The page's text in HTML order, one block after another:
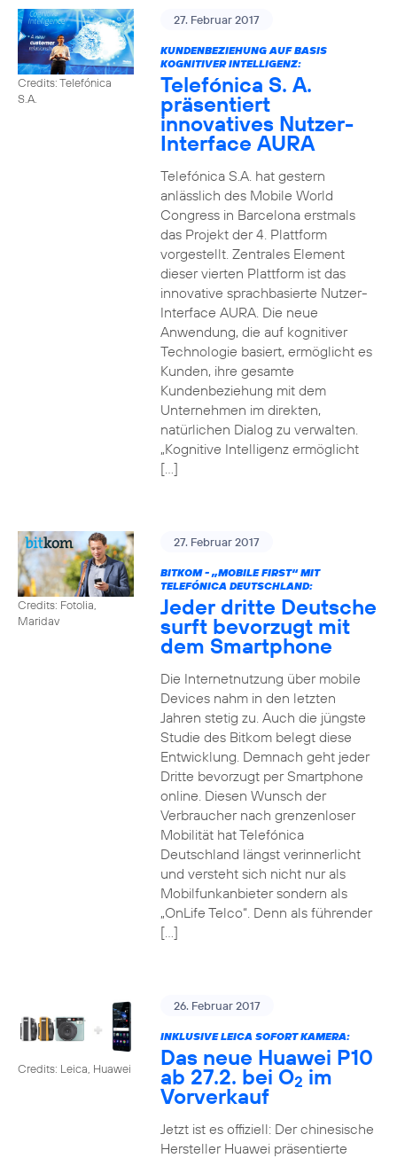
Credits: Telefónica
S.A.
27. Februar 2017
KUNDENBEZIEHUNG AUF BASIS
KOGNITIVER INTELLIGENZ:
Telefónica S. A.
präsentiert
innovatives Nutzer-
Interface AURA
Telefónica S.A. hat gestern
anlässlich des Mobile World
Congress in Barcelona erstmals
das Projekt der 4. Plattform
vorgestellt. Zentrales Element
dieser vierten Plattform ist das
innovative sprachbasierte Nutzer-
Interface AURA. Die neue
Anwendung, die auf kognitiver
Technologie basiert, ermöglicht es
Kunden, ihre gesamte
Kundenbeziehung mit dem
Unternehmen im direkten,
natürlichen Dialog zu verwalten.
„Kognitive Intelligenz ermöglicht
[…]
Credits: Fotolia,
Maridav
27. Februar 2017
BITKOM - „MOBILE FIRST“ MIT
TELEFÓNICA DEUTSCHLAND:
Jeder dritte Deutsche
surft bevorzugt mit
dem Smartphone
Die Internetnutzung über mobile
Devices nahm in den letzten
Jahren stetig zu. Auch die jüngste
Studie des Bitkom belegt diese
Entwicklung. Demnach geht jeder
Dritte bevorzugt per Smartphone
online. Diesen Wunsch der
Verbraucher nach grenzenloser
Mobilität hat Telefónica
Deutschland längst verinnerlicht
und versteht sich nicht nur als
Mobilfunkanbieter sondern als
„OnLife Telco“. Denn als führender
[…]
Credits: Leica, Huawei
26. Februar 2017
INKLUSIVE LEICA SOFORT KAMERA:
Das neue Huawei P10
ab 27.2. bei O2 im
Vorverkauf
Jetzt ist es offiziell: Der chinesische
Hersteller Huawei präsentierte